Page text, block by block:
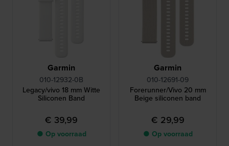
Garmin
010-12932-0B
Legacy/vivo 18 mm Witte
Siliconen Band
€ 39,99
● Op voorraad
Garmin
010-12691-09
Forerunner/Vivo 20 mm
Beige siliconen band
€ 29,99
● Op voorraad